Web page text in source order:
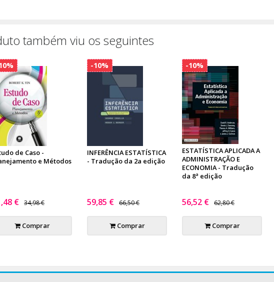
também viu os seguintes
de Caso -
e Métodos
€ 34,98 €
Comprar
INFERÊNCIA ESTATÍSTICA
- Tradução da 2a edição
59,85 € 66,50 €
Comprar
-10%
ESTATÍSTICA APLICADA A
ADMINISTRAÇÃO E
ECONOMIA - Tradução
da 8ª edição
56,52 € 62,80 €
Comprar
-10%